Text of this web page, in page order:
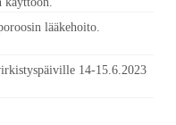
lääkehoito.
14-15.6.2023